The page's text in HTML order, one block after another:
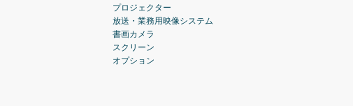
プロジェクター
放送・業務用映像システム
書画カメラ
スクリーン
オプション